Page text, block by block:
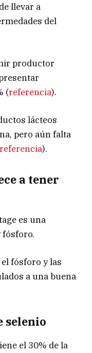
llevar a
del
productor
(referencia).
lácteos
pero aún falta
referencia).
a tener
es una
fósforo.
fósforo y las
a una buena
selenio
el 30% de la